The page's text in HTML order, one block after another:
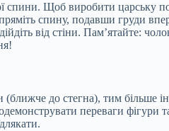
Щоб виробити царську
спину, подавши груди
від стіни. Пам’ятайте:
до стегна), тим більше
переваги фігури